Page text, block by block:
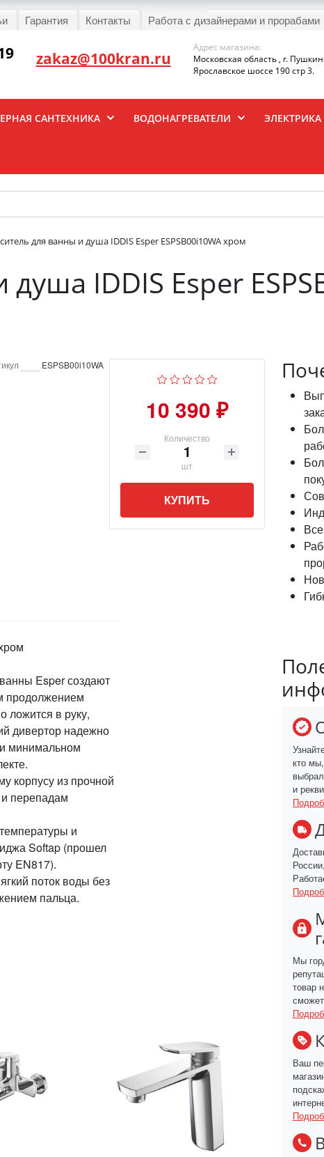
Гарантия Контакты Работа с дизайнерами и прорабами
zakaz@100kran.ru
Адрес магазина:
Московская область , г.
Ярославское шоссе 190 стр 3.
САНТЕХНИКА ВОДОНАГРЕВАТЕЛИ ЭЛЕКТРИКА
для ванны и душа IDDIS Esper ESPSB00i10WA хром
IDDIS Esper
ESPSB00i10WA
10 390 ₽
Количество
шт
КУПИТЬ
Esper создают
продолжением
ложится в руку,
дивертор надежно
минимальном
корпусу из прочной
перепадам
и
Softap (прошел
EN817).
поток воды без
пальца.
кто
и
Мы
товар
Ваш